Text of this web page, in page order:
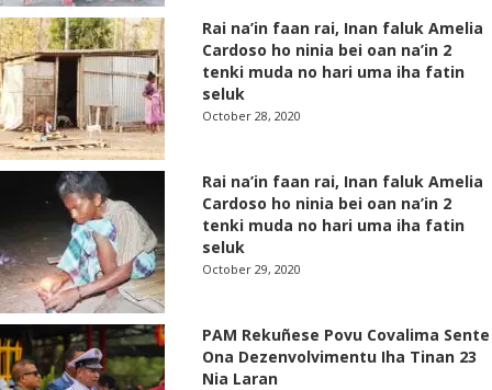
Rai na’in faan rai, Inan faluk Amelia
Cardoso ho ninia bei oan na’in 2
tenki muda no hari uma iha fatin
seluk
October 28, 2020
Rai na’in faan rai, Inan faluk Amelia
Cardoso ho ninia bei oan na’in 2
tenki muda no hari uma iha fatin
seluk
October 29, 2020
PAM Rekuñese Povu Covalima Sente
Ona Dezenvolvimentu Iha Tinan 23
Nia Laran